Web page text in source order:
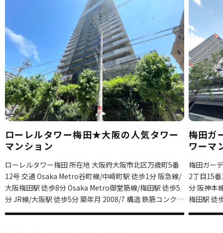
View more
ローレルタワー梅田★大阪の人気タワー
マンション
ローレルタワー梅田 所在地 大阪府大阪市北区万歳町5番
12号 交通 Osaka Metro谷町線/中崎町駅 徒歩1分 阪急線/
大阪梅田駅 徒歩8分 Osaka Metro御堂筋線/梅田駅 徒歩5
分 JR線/大阪駅 徒歩5分 築年月 2008/7 構造 鉄筋コンクリ
ート造 総階数 38階建て
梅田ガ
ワーマ
梅田ガー
2丁目15
分 阪神本線/大阪梅田駅 徒歩7分 Osaka Metro御堂筋線/
梅田駅 徒歩8分 Osaka Metro四ツ橋
築年月